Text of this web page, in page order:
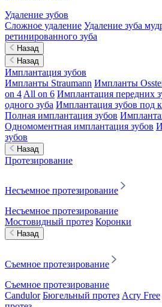
Удаление зубов
Сложное удаление Удаление зуба
ретинированного зуба
Назад
Назад
Имплантация зубов
Импланты Straumann Импланты
on 4 All on 6 Имплантация передних
одного зуба Имплантация зубов под
Полная имплантация зубов
Одномоментная имплантация зубов
зубов
Назад
Протезирование
Несъемное протезирование
Несъемное протезирование
Мостовидный протез Коронки
Назад
Съемное протезирование
Съемное протезирование
Candulor Бюгельный протез Acry Free